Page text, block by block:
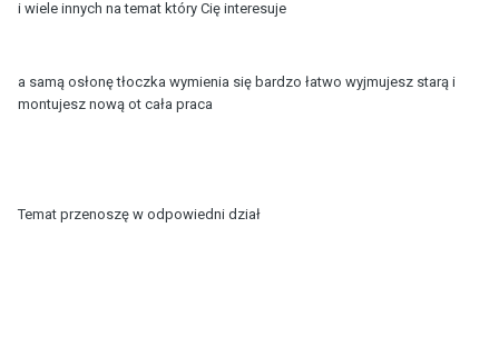
i wiele innych na temat który Cię interesuje
a samą osłonę tłoczka wymienia się bardzo łatwo wyjmujesz starą i
montujesz nową ot cała praca
Temat przenoszę w odpowiedni dział